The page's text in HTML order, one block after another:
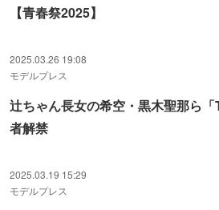
【青春祭2025】
2025.03.26 19:08
モデルプレス
辻ちゃん長女の希空・黒木聖那ら
者解禁
2025.03.19 15:29
モデルプレス